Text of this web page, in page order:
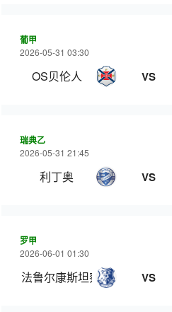
葡甲
2026-05-31 03:30
OS贝伦人 VS
瑞典乙
2026-05-31 21:45
利丁奥 VS
罗甲
2026-06-01 01:30
法鲁尔康斯坦察 VS